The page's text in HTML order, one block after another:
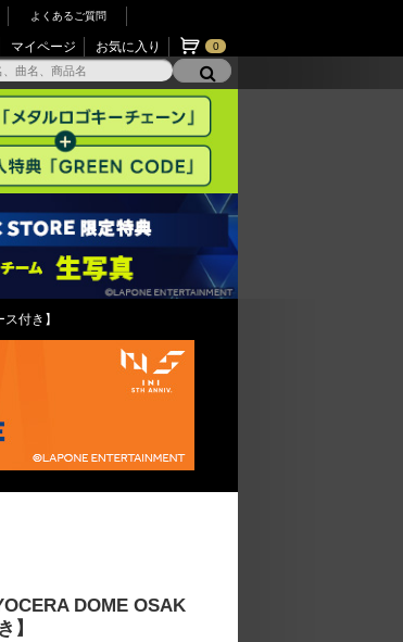
よくあるご質問
マイページ お気に入り 0
付き】
DOME OSAK
】